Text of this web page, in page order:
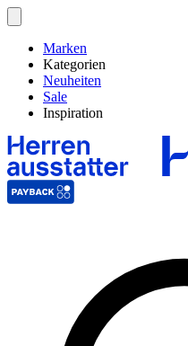
Marken
Kategorien
Neuheiten
Sale
Inspiration